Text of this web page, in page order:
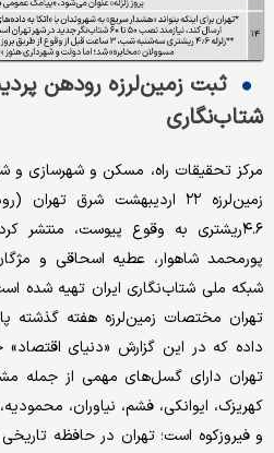
شتاب‌نگاری
مرکز تحقیقات راه، مسکن و شهرسازی و
زمین‌لرزه ۲۲ اردیبهشت شرق
۴.۶ریشتری به وقوع پیوست،
پورمحمد شاهوار، عطیه اسحاقی و
شبکه ملی شتاب‌نگاری ایران تهیه شده
تهران مختصات زمین‌لرزه هفته گذشته
داده که در این گزارش «دنیای
تهران دارای گسل‌های مهمی از جمله
کهریزک، ایوانکی، فشم، نیاوران،
و فیروزکوه است؛ تهران در حافظه